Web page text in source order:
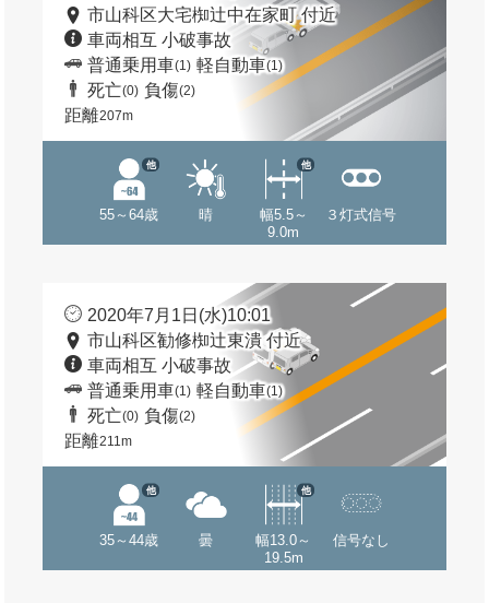
市山科区大宅椥辻中在家町 付近
車両相互 小破事故
普通乗用車(1) 軽自動車(1)
死亡(0) 負傷(2)
距離207m
55～64歳
他
晴
幅5.5～
9.0m
他
３灯式信号
2020年7月1日(水)10:01
市山科区勧修椥辻東潰 付近
車両相互 小破事故
普通乗用車(1) 軽自動車(1)
死亡(0) 負傷(2)
距離211m
35～44歳
他
曇
幅13.0～
19.5m
他
信号なし